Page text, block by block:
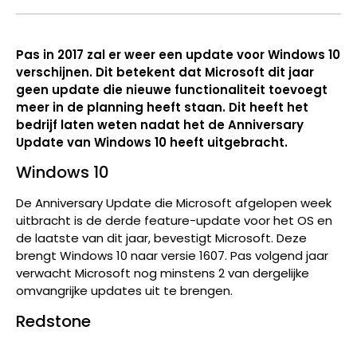
Pas in 2017 zal er weer een update voor Windows 10
verschijnen. Dit betekent dat Microsoft dit jaar
geen update die nieuwe functionaliteit toevoegt
meer in de planning heeft staan. Dit heeft het
bedrijf laten weten nadat het de Anniversary
Update van Windows 10 heeft uitgebracht.
Windows 10
De Anniversary Update die Microsoft afgelopen week
uitbracht is de derde feature-update voor het OS en
de laatste van dit jaar, bevestigt Microsoft. Deze
brengt Windows 10 naar versie 1607. Pas volgend jaar
verwacht Microsoft nog minstens 2 van dergelijke
omvangrijke updates uit te brengen.
Redstone